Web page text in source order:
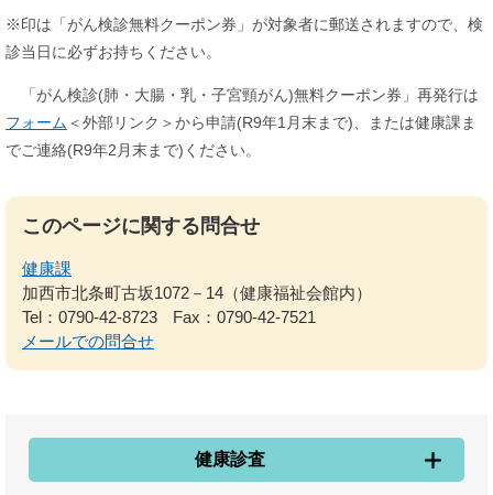
※印は「がん検診無料クーポン券」が対象者に郵送されますので、検
診当日に必ずお持ちください。
「がん検診(肺・大腸・乳・子宮頸がん)無料クーポン券」再発行は
フォーム ＜外部リンク＞から申請(R9年1月末まで)、または健康課ま
でご連絡(R9年2月末まで)ください。
このページに関する問合せ
健康課
加西市北条町古坂1072－14（健康福祉会館内）
Tel：0790-42-8723
Fax：0790-42-7521
メールでの問合せ
健康診査